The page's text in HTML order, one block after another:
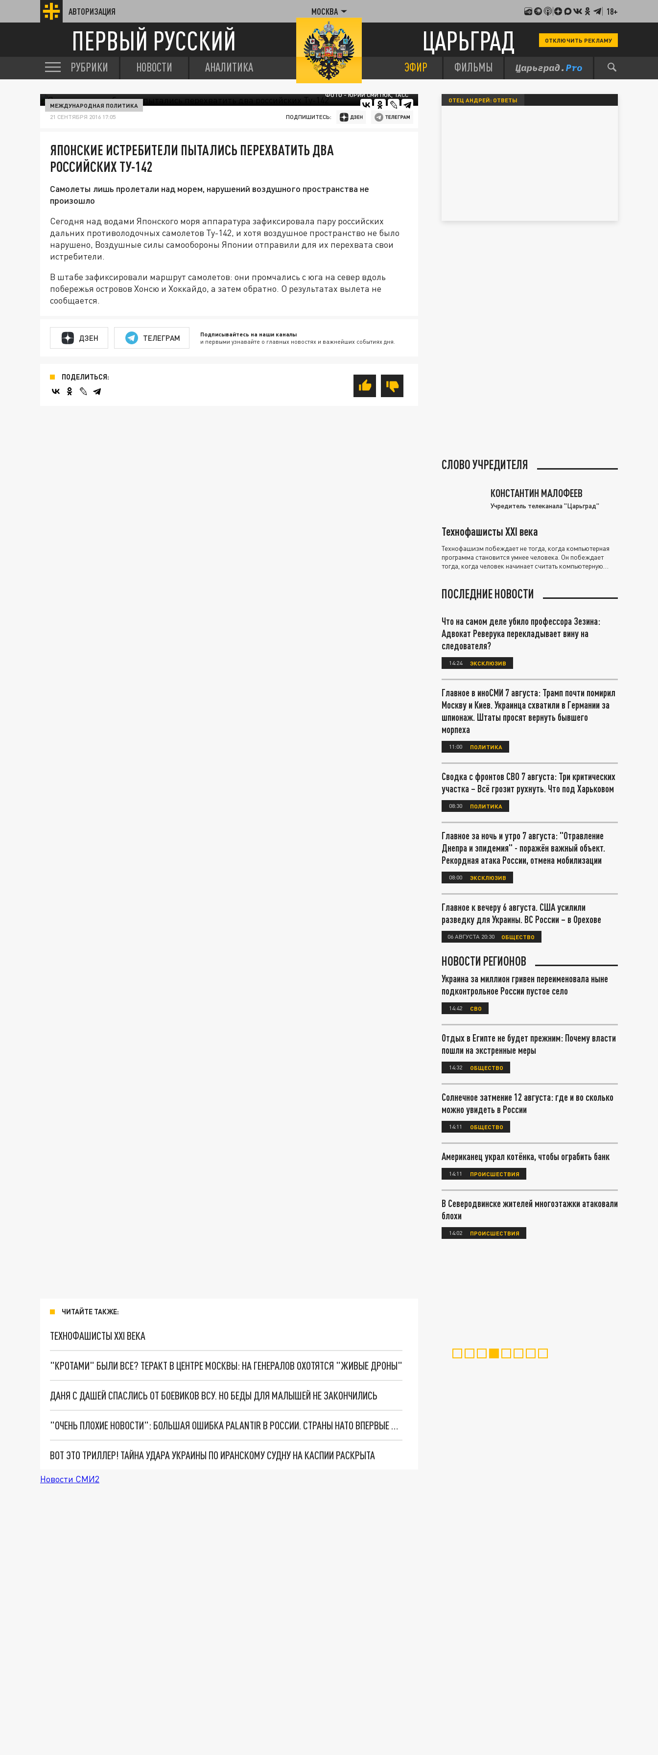
АВТОРИЗАЦИЯ МОСКВА 18+
ПЕРВЫЙ РУССКИЙ ЦАРЬГРАД ОТКЛЮЧИТЬ РЕКЛАМУ
РУБРИКИ НОВОСТИ АНАЛИТИКА ЭФИР ФИЛЬМЫ
ФОТО - ЮРИЙ СМИТЮК, ТАСС
МЕЖДУНАРОДНАЯ ПОЛИТИКА
21 СЕНТЯБРЯ 2016 17:05 ПОДПИШИТЕСЬ:
ЯПОНСКИЕ ИСТРЕБИТЕЛИ ПЫТАЛИСЬ ПЕРЕХВАТИТЬ ДВА
РОССИЙСКИХ ТУ-142
Самолеты лишь пролетали над морем, нарушений воздушного пространства не
произошло
Сегодня над водами Японского моря аппаратура зафиксировала пару российских
дальних противолодочных самолетов Ту-142, и хотя воздушное пространство не было
нарушено, Воздушные силы самообороны Японии отправили для их перехвата свои
истребители.
В штабе зафиксировали маршрут самолетов: они промчались с юга на север вдоль
побережья островов Хонсю и Хоккайдо, а затем обратно. О результатах вылета не
сообщается.
ДЗЕН ТЕЛЕГРАМ Подписывайтесь на наши каналы
и первыми узнавайте о главных новостях и важнейших событиях дня.
ПОДЕЛИТЬСЯ:
ЧИТАЙТЕ ТАКЖЕ:
ТЕХНОФАШИСТЫ XXI ВЕКА
"КРОТАМИ" БЫЛИ ВСЕ? ТЕРАКТ В ЦЕНТРЕ МОСКВЫ: НА ГЕНЕРАЛОВ ОХОТЯТСЯ "ЖИВЫЕ ДРОНЫ"
ДАНЯ С ДАШЕЙ СПАСЛИСЬ ОТ БОЕВИКОВ ВСУ. НО БЕДЫ ДЛЯ МАЛЫШЕЙ НЕ ЗАКОНЧИЛИСЬ
"ОЧЕНЬ ПЛОХИЕ НОВОСТИ": БОЛЬШАЯ ОШИБКА PALANTIR В РОССИИ. СТРАНЫ НАТО ВПЕРВЫЕ ЗА СВО ОСТАНОВИЛИ ПОСТАВКИ ОРУЖИЯ. ВСУ ТЕРЯЮТ ПРИГРАНИЧЬЕ?
ВОТ ЭТО ТРИЛЛЕР! ТАЙНА УДАРА УКРАИНЫ ПО ИРАНСКОМУ СУДНУ НА КАСПИИ РАСКРЫТА
Новости СМИ2
ОТЕЦ АНДРЕЙ: ОТВЕТЫ
СЛОВО УЧРЕДИТЕЛЯ
КОНСТАНТИН МАЛОФЕЕВ
Учредитель телеканала "Царьград"
Технофашисты XXI века
Технофашизм побеждает не тогда, когда компьютерная
программа становится умнее человека. Он побеждает
тогда, когда человек начинает считать компьютерную
ПОСЛЕДНИЕ НОВОСТИ
Что на самом деле убило профессора Зезина:
Адвокат Реверука перекладывает вину на
следователя?
14:24 ЭКСКЛЮЗИВ
Главное в иноСМИ 7 августа: Трамп почти помирил
Москву и Киев. Украинца схватили в Германии за
шпионаж. Штаты просят вернуть бывшего
морпеха
11:00 ПОЛИТИКА
Сводка с фронтов СВО 7 августа: Три критических
участка – Всё грозит рухнуть. Что под Харьковом
08:30 ПОЛИТИКА
Главное за ночь и утро 7 августа: "Отравление
Днепра и эпидемия" - поражён важный объект.
Рекордная атака России, отмена мобилизации
08:00 ЭКСКЛЮЗИВ
Главное к вечеру 6 августа. США усилили
разведку для Украины. ВС России – в Орехове
06 АВГУСТА 20:30 ОБЩЕСТВО
НОВОСТИ РЕГИОНОВ
Украина за миллион гривен переименовала ныне
подконтрольное России пустое село
14:42 СВО
Отдых в Египте не будет прежним: Почему власти
пошли на экстренные меры
14:32 ОБЩЕСТВО
Солнечное затмение 12 августа: где и во сколько
можно увидеть в России
14:11 ОБЩЕСТВО
Американец украл котёнка, чтобы ограбить банк
14:11 ПРОИСШЕСТВИЯ
В Северодвинске жителей многоэтажки атаковали
блохи
14:02 ПРОИСШЕСТВИЯ